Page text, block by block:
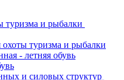
туризма и рыбалки
охоты туризма и рыбалки
- летняя обувь
и силовых структур